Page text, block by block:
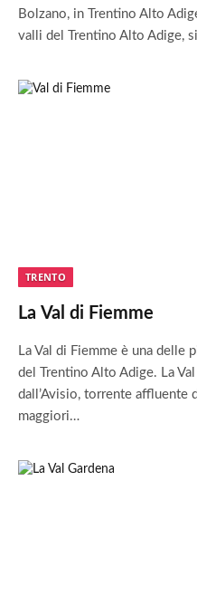
Bolzano, in Trentino Alto
valli del Trentino Alto Adige,
TRENTO
La Val di Fiemme
La Val di Fiemme è una
del Trentino Alto Adige. La
dall’Avisio, torrente affluente
maggiori…